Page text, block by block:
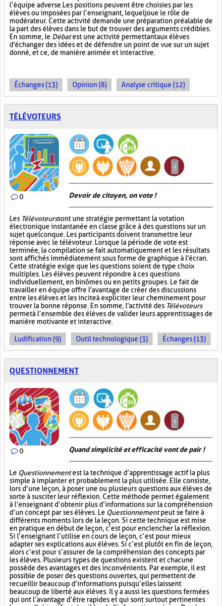
l’équipe adverse. Les positions peuvent être choisies par les
élèves ou imposées par l’enseignant, lequel joue le rôle de
modérateur. Cette activité demande une préparation préalable de
la part des élèves dans le but de trouver des arguments crédibles.
En somme, le Débatest une activité permettant aux élèves
d'échanger des idées et de défendre un point de vue sur un sujet
donné, et ce, de manière animée et interactive.
Échanges (13) Opinion (8) Analyse critique (12)
TÉLÉVOTEURS
0 Devoir de citoyen, on vote !
Les Télévoteurssont une stratégie permettant la votation
électronique instantanée en classe grâce à des questions sur un
sujet quelconque. Les participants doivent transmettre leur
réponse avec le télévoteur. Lorsque la période de vote est
terminée, la compilation se fait automatiquement et les résultats
sont affichés immédiatement sous forme de graphique à l'écran.
Cette stratégie exige que les questions soient de type choix
multiples. Les élèves peuvent répondre à ces questions
individuellement, en binômes ou en petits groupes. Le fait de
travailler en équipe offre l'avantage de créer des discussions
entre les élèves et les incite à expliciter leur cheminement pour
trouver la bonne réponse. En somme, l'activité des Télévoteurs
permet à l’ensemble des élèves de valider leurs apprentissages de
manière motivante et interactive.
Ludification (9) Outil technologique (3) Échanges (13)
QUESTIONNEMENT
0 Quand simplicité et efficacité vont de pair !
Le Questionnementest la technique d’apprentissage actif la plus
simple à implanter et probablement la plus utilisée. Elle consiste,
lors d’une leçon, à poser une ou plusieurs questions aux élèves de
sorte à susciter leur réflexion. Cette méthode permet également
à l’enseignant d’obtenir plus d’informations sur la compréhension
d’un concept par ses élèves. Le Questionnementpeut se faire à
différents moments lors de la leçon. Si cette technique est mise
en pratique en début de leçon, c’est pour enclencher la réflexion.
Si l’enseignant l’utilise en cours de leçon, c’est pour mieux
adapter ses explications aux élèves. Si c’est plutôt en fin de leçon,
alors c’est pour s’assurer de la compréhension des concepts par
les élèves. Plusieurs types de questions existent et chacune
possède des avantages et des inconvénients. Par exemple, il est
possible de poser des questions ouvertes, qui permettent de
recueillir beaucoup d’informations puisqu’elles laissent
beaucoup de liberté aux élèves. Il y a aussi les questions fermées
qui ont l’avantage d’être rapides et qui sont surtout pertinentes